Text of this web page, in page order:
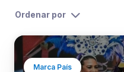
Ordenar por
Marca País